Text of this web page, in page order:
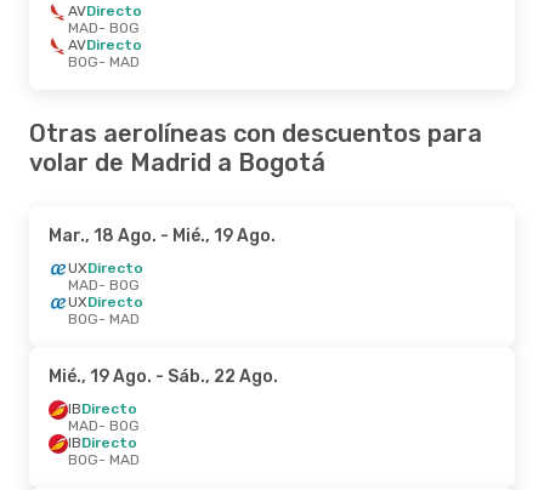
AVDirecto
MAD- BOG
AVDirecto
BOG- MAD
Otras aerolíneas con descuentos para
volar de Madrid a Bogotá
Mar., 18 Ago. - Mié., 19 Ago.
UXDirecto
MAD- BOG
UXDirecto
BOG- MAD
Mié., 19 Ago. - Sáb., 22 Ago.
IBDirecto
MAD- BOG
IBDirecto
BOG- MAD